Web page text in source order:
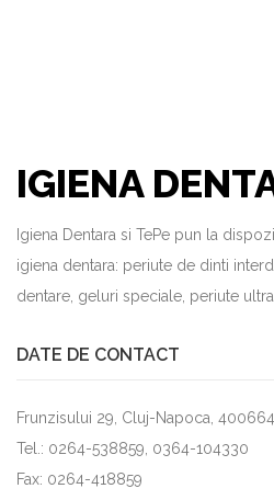
IGIENA
Igiena Dentara si TePe pun la
igiena dentara: periute de dinti
dentare, geluri speciale, periute
DATE DE CONTACT
Frunzisului 29, Cluj-Napoca,
Tel.: 0264-538859, 0364-104330
Fax: 0264-418859